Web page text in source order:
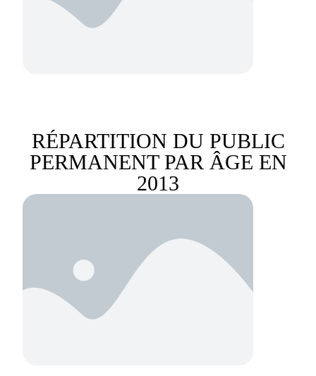
RÉPARTITION DU PUBLIC
PERMANENT PAR ÂGE EN
2013